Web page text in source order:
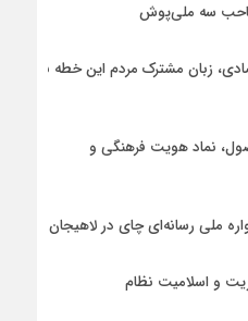
سه ملی‌پوش
زبان مشترک مردم این خطه با
نماد هویت فرهنگی و
ملی رسانه‌ای چای در لاهیجان
و اسلامیت نظام